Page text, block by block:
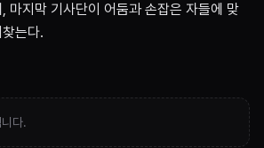
마지막 기사단이 어둠과 손잡은 자들에 맞
는다.
다.